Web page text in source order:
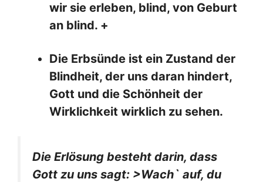
wir sie erleben, blind, von Geburt
an blind. +
Die Erbsünde ist ein Zustand der
Blindheit, der uns daran hindert,
Gott und die Schönheit der
Wirklichkeit wirklich zu sehen.
Die Erlösung besteht darin, dass
Gott zu uns sagt: >Wach` auf, du